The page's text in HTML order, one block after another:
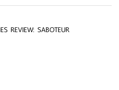
REVIEW: SABOTEUR